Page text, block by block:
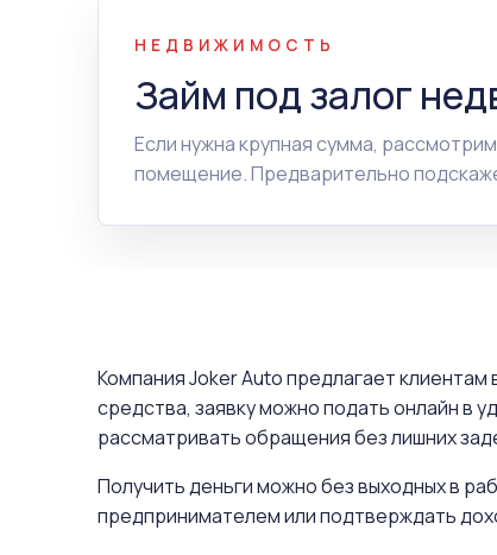
НЕДВИЖИМОСТЬ
Займ под залог
Если нужна крупная сумма,
помещение. Предварительно
Компания Joker Auto предлагает
средства, заявку можно подать онлайн в
рассматривать обращения без лишних
Получить деньги можно без выходных в
предпринимателем или подтверждать